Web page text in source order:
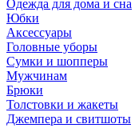
Одежда для дома и сна
Юбки
Аксессуары
Головные уборы
Сумки и шопперы
Мужчинам
Брюки
Толстовки и жакеты
Джемпера и свитшоты